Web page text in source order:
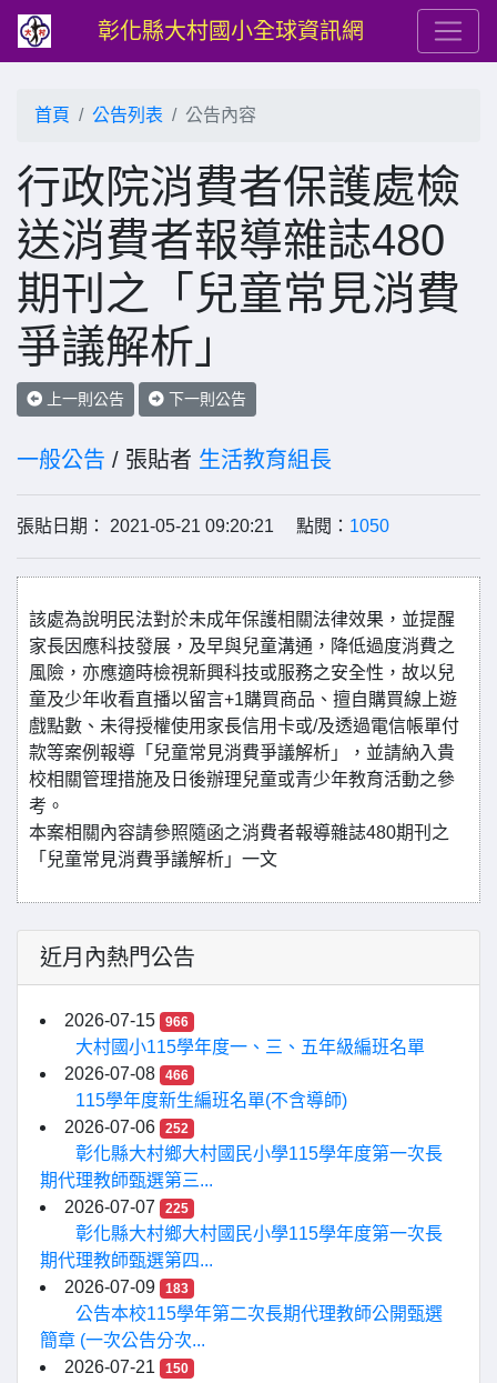
彰化縣大村國小全球資訊網
首頁 公告列表 公告內容
行政院消費者保護處檢
送消費者報導雜誌480
期刊之「兒童常見消費
爭議解析」
上一則公告 下一則公告
一般公告 / 張貼者 生活教育組長
張貼日期： 2021-05-21 09:20:21 點閱： 1050
該處為說明民法對於未成年保護相關法律效果，並提醒
家長因應科技發展，及早與兒童溝通，降低過度消費之
風險，亦應適時檢視新興科技或服務之安全性，故以兒
童及少年收看直播以留言+1購買商品、擅自購買線上遊
戲點數、未得授權使用家長信用卡或/及透過電信帳單付
款等案例報導「兒童常見消費爭議解析」，並請納入貴
校相關管理措施及日後辦理兒童或青少年教育活動之參
考。
本案相關內容請參照隨函之消費者報導雜誌480期刊之
「兒童常見消費爭議解析」一文
近月內熱門公告
2026-07-15 966
大村國小115學年度一、三、五年級編班名單
2026-07-08
466
115學年度新生編班名單(不含導師)
2026-07-06
252
彰化縣大村鄉大村國民小學115學年度第一次長
期代理教師甄選第三...
2026-07-07
225
彰化縣大村鄉大村國民小學115學年度第一次長
期代理教師甄選第四...
2026-07-09
183
公告本校115學年第二次長期代理教師公開甄選
簡章 (一次公告分次...
2026-07-21
150